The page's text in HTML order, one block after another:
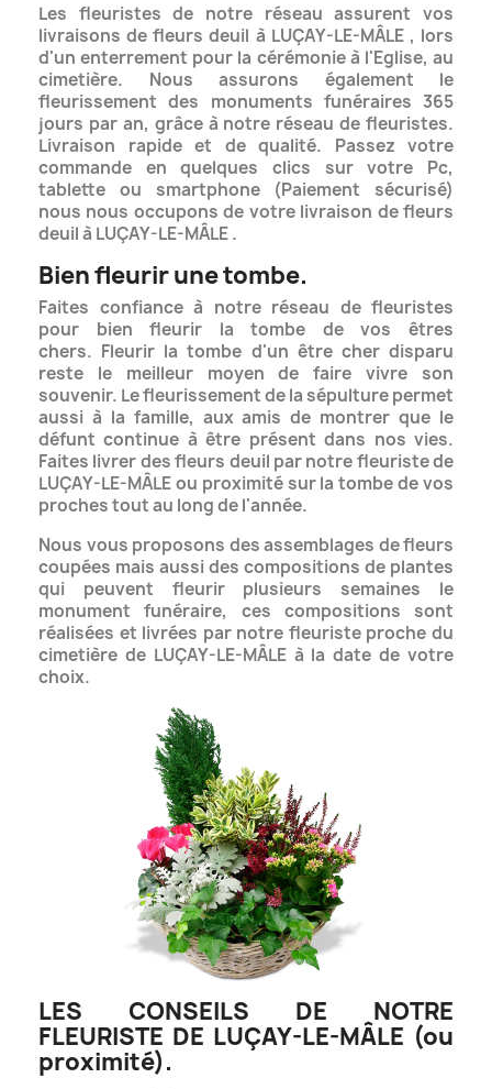
Les fleuristes de notre réseau assurent vos
livraisons de fleurs deuil à LUÇAY-LE-MÂLE , lors
d'un enterrement pour la cérémonie à l'Eglise, au
cimetière. Nous assurons également le
fleurissement des monuments funéraires 365
jours par an, grâce à notre réseau de fleuristes.
Livraison rapide et de qualité. Passez votre
commande en quelques clics sur votre Pc,
tablette ou smartphone (Paiement sécurisé)
nous nous occupons de votre livraison de fleurs
deuil à LUÇAY-LE-MÂLE .
Bien fleurir une tombe.
Faites confiance à notre réseau de fleuristes
pour bien fleurir la tombe de vos êtres
chers. Fleurir la tombe d'un être cher disparu
reste le meilleur moyen de faire vivre son
souvenir. Le fleurissement de la sépulture permet
aussi à la famille, aux amis de montrer que le
défunt continue à être présent dans nos vies.
Faites livrer des fleurs deuil par notre fleuriste de
LUÇAY-LE-MÂLE ou proximité sur la tombe de vos
proches tout au long de l'année.
Nous vous proposons des assemblages de fleurs
coupées mais aussi des compositions de plantes
qui peuvent fleurir plusieurs semaines le
monument funéraire, ces compositions sont
réalisées et livrées par notre fleuriste proche du
cimetière de LUÇAY-LE-MÂLE à la date de votre
choix.
LES CONSEILS DE NOTRE
FLEURISTE DE LUÇAY-LE-MÂLE (ou
proximité).